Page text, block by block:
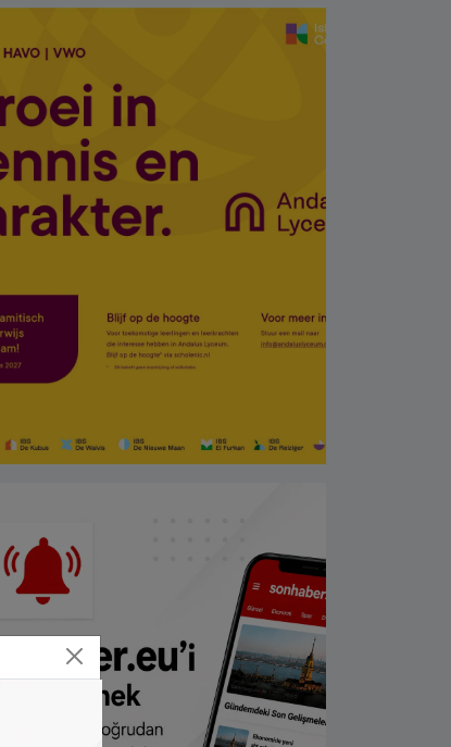
hâlâ ek ödeme yapıyor